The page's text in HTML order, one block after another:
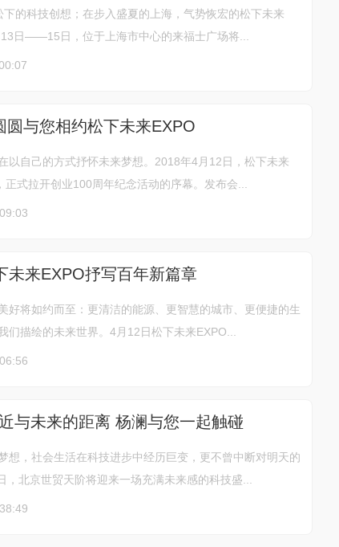
的科技创想；在步入盛夏的上海，气势恢宏的松下未来
日——15日，位于上海市中心的来福士广场将...
圆与您相约松下未来EXPO
以自己的方式抒怀未来梦想。2018年4月12日，松下未来
式拉开创业100周年纪念活动的序幕。发布会...
未来EXPO抒写百年新篇章
好将如约而至：更清洁的能源、更智慧的城市、更便捷的生
们描绘的未来世界。4月12日松下未来EXPO...
与未来的距离 杨澜与您一起触碰
想，社会生活在科技进步中经历巨变，更不曾中断对明天的
，北京世贸天阶将迎来一场充满未来感的科技盛...